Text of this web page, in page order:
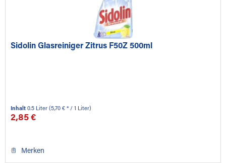
Sidolin Glasreiniger Zitrus F50Z 500ml
Inhalt0.5 Liter(5,70 € * / 1 Liter)
2,85 €
Merken